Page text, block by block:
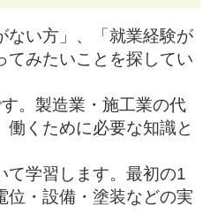
い方」、「就業経験が
てみたいことを探してい
。製造業・施工業の代
働くために必要な知識と
て学習します。最初の1
位・設備・塗装などの実